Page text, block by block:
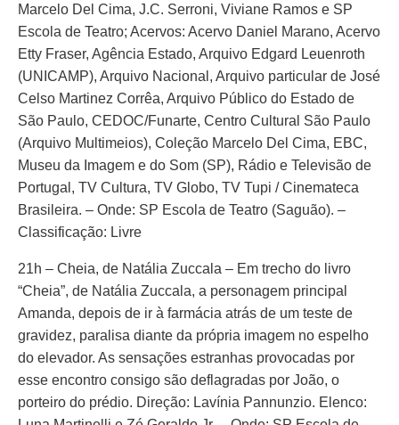
Marcelo Del Cima, J.C. Serroni, Viviane Ramos e SP
Escola de Teatro; Acervos: Acervo Daniel Marano, Acervo
Etty Fraser, Agência Estado, Arquivo Edgard Leuenroth
(UNICAMP), Arquivo Nacional, Arquivo particular de José
Celso Martinez Corrêa, Arquivo Público do Estado de
São Paulo, CEDOC/Funarte, Centro Cultural São Paulo
(Arquivo Multimeios), Coleção Marcelo Del Cima, EBC,
Museu da Imagem e do Som (SP), Rádio e Televisão de
Portugal, TV Cultura, TV Globo, TV Tupi / Cinemateca
Brasileira. – Onde: SP Escola de Teatro (Saguão). –
Classificação: Livre
21h – Cheia, de Natália Zuccala – Em trecho do livro
“Cheia”, de Natália Zuccala, a personagem principal
Amanda, depois de ir à farmácia atrás de um teste de
gravidez, paralisa diante da própria imagem no espelho
do elevador. As sensações estranhas provocadas por
esse encontro consigo são deflagradas por João, o
porteiro do prédio. Direção: Lavínia Pannunzio. Elenco: